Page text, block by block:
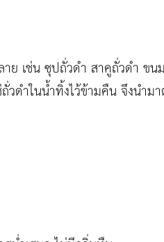
ย เช่น ซุปถั่วดำ สาคูถั่วดำ
ดำในน้ำทิ้งไว้ข้ามคืน จึงนำ